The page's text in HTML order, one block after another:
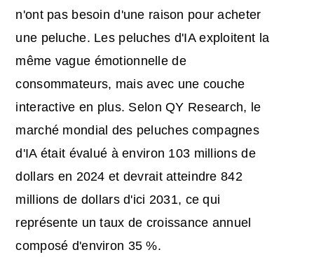
n'ont pas besoin d'une raison pour acheter
une peluche. Les peluches d'IA exploitent la
même vague émotionnelle de
consommateurs, mais avec une couche
interactive en plus. Selon QY Research, le
marché mondial des peluches compagnes
d'IA était évalué à environ 103 millions de
dollars en 2024 et devrait atteindre 842
millions de dollars d'ici 2031, ce qui
représente un taux de croissance annuel
composé d'environ 35 %.